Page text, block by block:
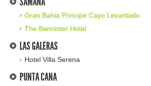
Gran Bahia Principe Cayo Levantado
The Bannister Hotel
LAS GALERAS
Hotel Villa Serena
PUNTA CANA